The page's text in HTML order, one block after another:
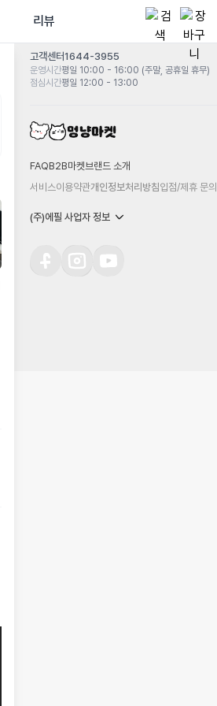
리뷰
고객센터1644-3955
운영시간평일 10:00 - 16:00 (주말, 공휴일 휴무)
점심시간평일 12:00 - 13:00
FAQB2B마켓 브랜드 소개
서비스이용약관개인정보처리방침입점/제휴 문의
(주)에필 사업자 정보